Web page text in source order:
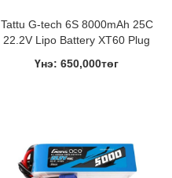
Tattu G-tech 6S 8000mAh 25C
22.2V Lipo Battery XT60 Plug
Үнэ: 650,000төг